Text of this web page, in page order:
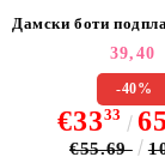
Дамски боти
39, 40
-40%
€3333
€55.69